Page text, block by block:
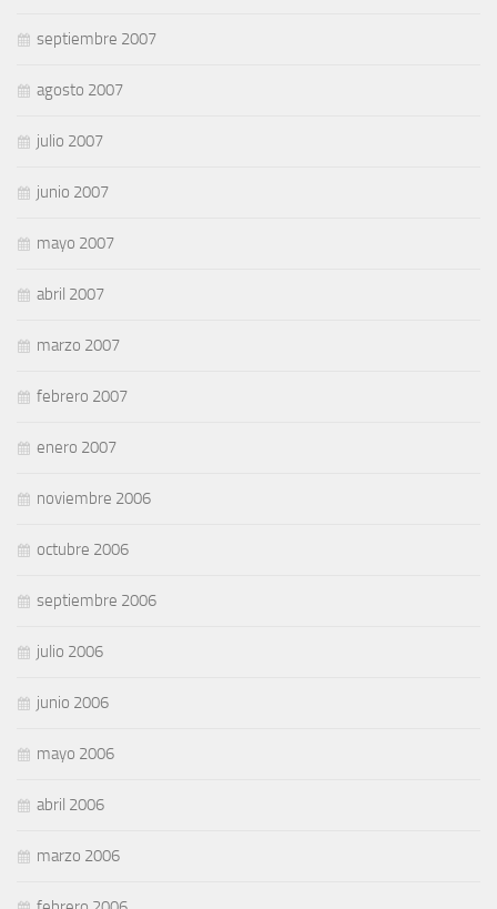
septiembre 2007
agosto 2007
julio 2007
junio 2007
mayo 2007
abril 2007
marzo 2007
febrero 2007
enero 2007
noviembre 2006
octubre 2006
septiembre 2006
julio 2006
junio 2006
mayo 2006
abril 2006
marzo 2006